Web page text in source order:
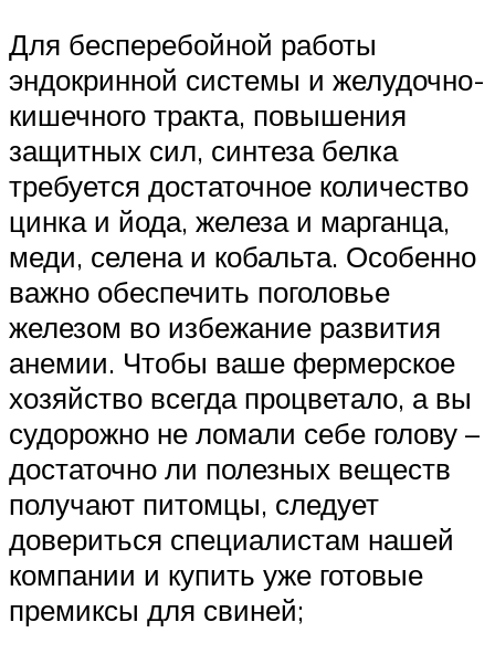
Для бесперебойной работы
эндокринной системы и желудочно-
кишечного тракта, повышения
защитных сил, синтеза белка
требуется достаточное количество
цинка и йода, железа и марганца,
меди, селена и кобальта. Особенно
важно обеспечить поголовье
железом во избежание развития
анемии. Чтобы ваше фермерское
хозяйство всегда процветало, а вы
судорожно не ломали себе голову –
достаточно ли полезных веществ
получают питомцы, следует
довериться специалистам нашей
компании и купить уже готовые
премиксы для свиней;